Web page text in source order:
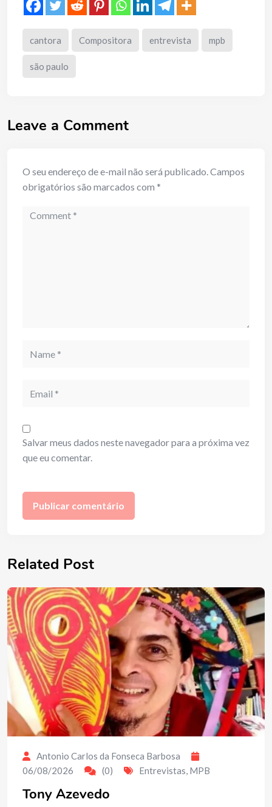
cantora Compositora entrevista mpb
são paulo
Leave a Comment
O seu endereço de e-mail não será publicado.Campos
obrigatórios são marcados com *
Comment
Salvar meus dados neste navegador para a próxima vez
que eu comentar.
Related Post
Antonio Carlos da Fonseca Barbosa
06/08/2026
(0) Entrevistas, MPB
Tony Azevedo